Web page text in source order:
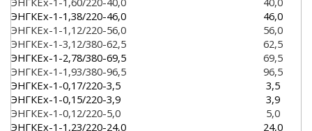
ЭНГКЕх-1-1,38/220-46,0
46,0
ЭНГКЕх-1-1,12/220-56,0
56,0
ЭНГКЕх-1-3,12/380-62,5
62,5
ЭНГКЕх-1-2,78/380-69,5
69,5
ЭНГКЕх-1-1,93/380-96,5
96,5
ЭНГКЕх-1-0,17/220-3,5
3,5
ЭНГКЕх-1-0,15/220-3,9
3,9
ЭНГКЕх-1-0,12/220-5,0
5,0
ЭНГКЕх-1-1,23/220-24,0
24,0